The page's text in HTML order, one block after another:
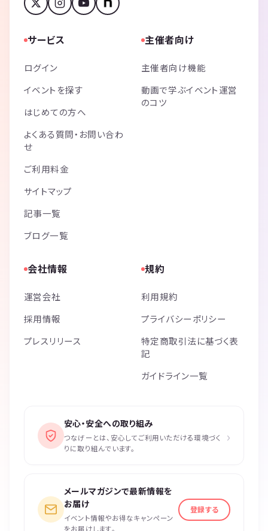
サービス
ログイン
イベントを探す
はじめての方へ
よくある質問・お問い合わ
せ
ご利用料金
サイトマップ
記事一覧
ブログ一覧
主催者向け
主催者向け機能
動画で学ぶイベント運営
のコツ
会社情報
運営会社
採用情報
プレスリリース
規約
利用規約
プライバシーポリシー
特定商取引法に基づく表
記
ガイドライン一覧
安心・安全への取り組み
つなげーとは、安心してご利用いただける環境づく
りに取り組んでいます。
›
メールマガジンで最新情報を
お届け
イベント情報やお得なキャンペーン
をお届けします。
登録する